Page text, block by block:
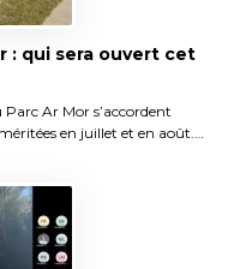
: qui sera ouvert cet
Ar Mor s’accordent
en juillet et en août.…